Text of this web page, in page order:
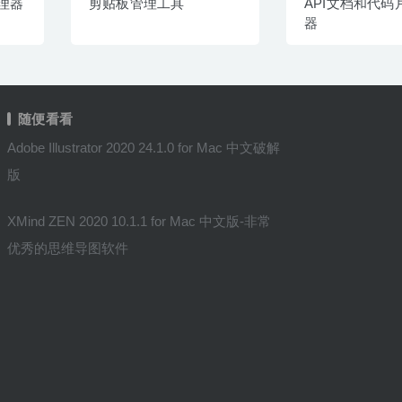
器 剪贴板管理工具
API文档和代码
器
随便看看
Adobe Illustrator 2020 24.1.0 for Mac 中文破解
版
XMind ZEN 2020 10.1.1 for Mac 中文版-非常
优秀的思维导图软件